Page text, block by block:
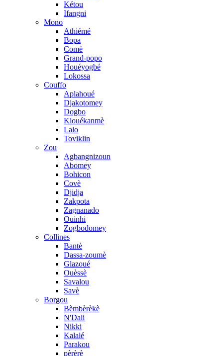
Kétou
Ifangni
Mono
Athiémé
Bopa
Comè
Grand-popo
Houéyogbé
Lokossa
Couffo
Aplahoué
Djakotomey
Dogbo
Klouékanmè
Lalo
Toviklin
Zou
Agbangnizoun
Abomey
Bohicon
Covè
Djidja
Zakpota
Zagnanado
Ouinhi
Zogbodomey
Collines
Bantè
Dassa-zoumè
Glazoué
Ouèssè
Savalou
Savè
Borgou
Bèmbèrèkè
N'Dali
Nikki
Kalalé
Parakou
pèrèrè